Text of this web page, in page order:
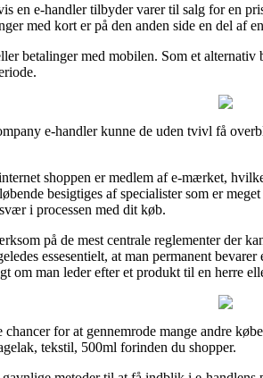
en e-handler tilbyder varer til salg for en
med kort er på den anden side en del af
betalinger med mobilen. Som et
e-handler kunne de uden tvivl få
shoppen er medlem af e-mærket,
besigtiges af specialister som er
i processen med dit køb.
på de mest centrale reglementer der
essesentielt, at man permanent
om man leder efter et produkt til en herre
for at gennemrode mange andre
tekstil, 500ml forinden du shopper.